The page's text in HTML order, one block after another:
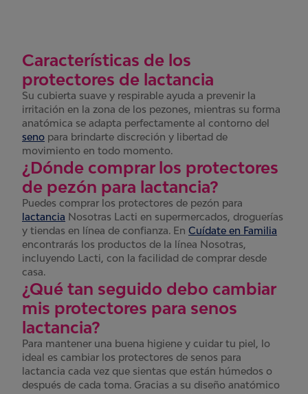
Características de los
protectores de lactancia
Su cubierta suave y respirable ayuda a prevenir la
irritación en la zona de los pezones, mientras su forma
anatómica se adapta perfectamente al contorno del
seno para brindarte discreción y libertad de
movimiento en todo momento.
¿Dónde comprar los protectores
de pezón para lactancia?
Puedes comprar los protectores de pezón para
lactancia Nosotras Lacti en supermercados, droguerías
y tiendas en línea de confianza. En Cuídate en Familia
encontrarás los productos de la línea Nosotras,
incluyendo Lacti, con la facilidad de comprar desde
casa.
¿Qué tan seguido debo cambiar
mis protectores para senos
lactancia?
Para mantener una buena higiene y cuidar tu piel, lo
ideal es cambiar los protectores de senos para
lactancia cada vez que sientas que están húmedos o
después de cada toma. Gracias a su diseño anatómico